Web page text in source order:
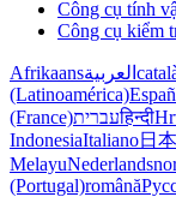
Công cụ tính
Công cụ kiểm
Afrikaansالعربية
(Latinoamérica)
(France)עבריתहिन्दी
IndonesiaItaliano日
MelayuNederlands
(Portugal)română